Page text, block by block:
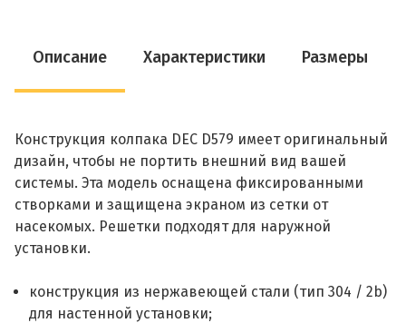
Описание Характеристики Размеры
Конструкция колпака DEC D579 имеет оригинальный
дизайн, чтобы не портить внешний вид вашей
системы. Эта модель оснащена фиксированными
створками и защищена экраном из сетки от
насекомых. Решетки подходят для наружной
установки.
конструкция из нержавеющей стали (тип 304 / 2b)
для настенной установки;